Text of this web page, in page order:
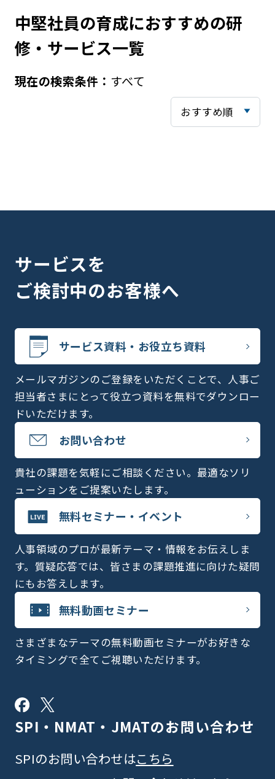
中堅社員の育成におすすめの研
修・サービス一覧
すべて
サービスを
ご検討中のお客様へ
サービス資料・お役立ち資料
メールマガジンのご登録をいただくことで、人事ご
担当者さまにとって役立つ資料を無料でダウンロー
ドいただけます。
お問い合わせ
貴社の課題を気軽にご相談ください。最適なソリ
ューションをご提案いたします。
無料セミナー・イベント
人事領域のプロが最新テーマ・情報をお伝えしま
す。質疑応答では、皆さまの課題推進に向けた疑問
にもお答えします。
無料動画セミナー
さまざまなテーマの無料動画セミナーがお好きな
タイミングで全てご視聴いただけます。
SPI・NMAT・JMATのお問い合わせ
SPIのお問い合わせはこちら